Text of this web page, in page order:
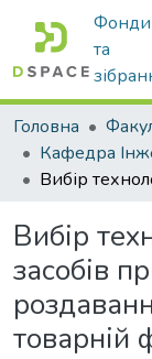
Фонди
та
Головна
Вибір
засобів
товарній